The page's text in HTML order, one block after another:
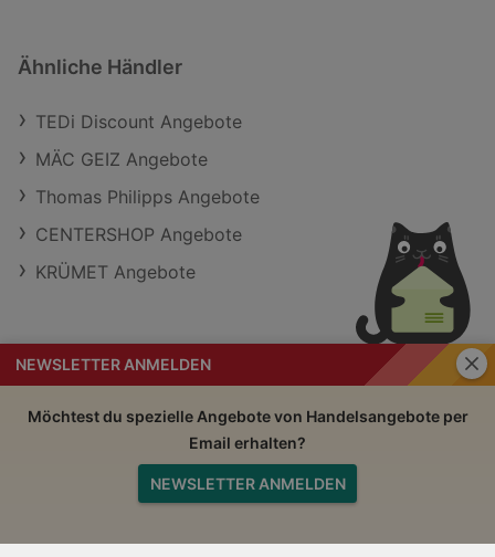
NEWSLETTER ANMELDEN
Möchtest du spezielle Angebote von Handelsangebote per
Email erhalten?
NEWSLETTER ANMELDEN
Ähnliche Händler
TEDi Discount Angebote
MÄC GEIZ Angebote
Thomas Philipps Angebote
CENTERSHOP Angebote
KRÜMET Angebote
Handelsangebote Impressum
Nutzungsbedingungen
Datenschutzerklärung